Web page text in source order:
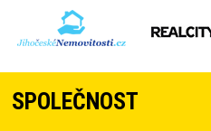
SPOLEČNOST